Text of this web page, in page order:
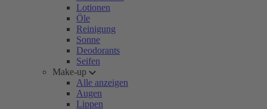
Lotionen
Öle
Reinigung
Sonne
Deodorants
Seifen
Make-up
Alle anzeigen
Augen
Lippen